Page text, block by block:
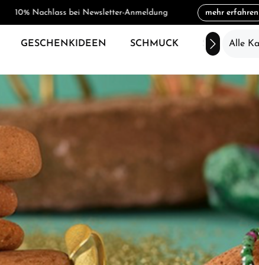
10% Nachlass bei Newsletter-Anmeldung mehr erfahren
GESCHENKIDEEN SCHMUCK SALE Alle